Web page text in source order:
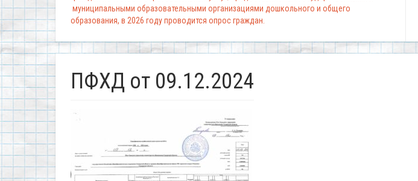
муниципальными образовательными организациями дошкольного и общего
образования, в 2026 году проводится опрос граждан.
ПФХД от 09.12.2024